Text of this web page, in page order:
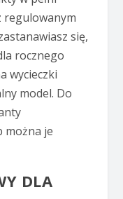
regulowanym
się,
rocznego
wycieczki
model. Do
można je
DLA